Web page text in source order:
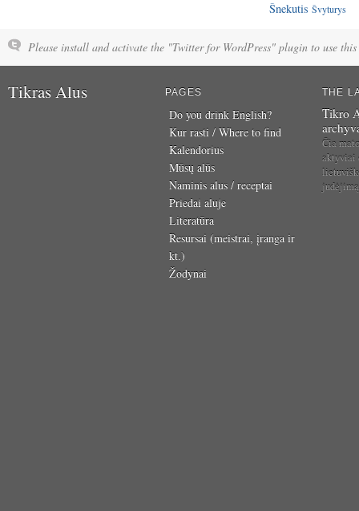
Šnekutis Švyturys
Please install and activate the "Twitter for WordPress" plugin to use this
Tikras Alus PAGES
Do you drink English?
Kur rasti / Where to find
Kalendorius
Mūsų alūs
Naminis alus / receptai
Priedai aluje
Literatūra
Resursai (meistrai, įranga ir
kt.)
Žodynai
THE
Tikro
Čia
aktyviai